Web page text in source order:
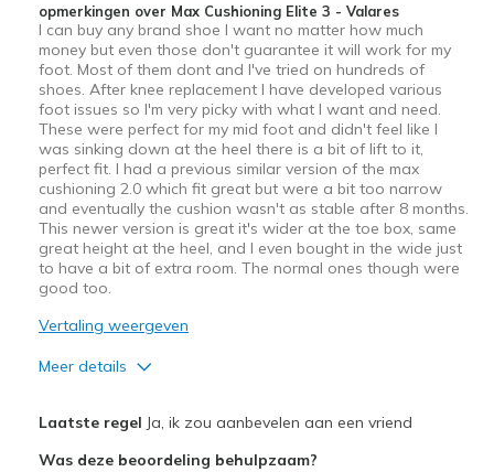
opmerkingen over Max Cushioning Elite 3 - Valares
I can buy any brand shoe I want no matter how much
money but even those don't guarantee it will work for my
foot. Most of them dont and I've tried on hundreds of
shoes. After knee replacement I have developed various
foot issues so I'm very picky with what I want and need.
These were perfect for my mid foot and didn't feel like I
was sinking down at the heel there is a bit of lift to it,
perfect fit. I had a previous similar version of the max
cushioning 2.0 which fit great but were a bit too narrow
and eventually the cushion wasn't as stable after 8 months.
This newer version is great it's wider at the toe box, same
great height at the heel, and I even bought in the wide just
to have a bit of extra room. The normal ones though were
good too.
Vertaling weergeven
Meer details
Laatste regel Ja, ik zou aanbevelen aan een vriend
Was deze beoordeling behulpzaam?